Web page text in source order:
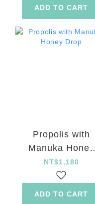
ADD TO CART
Propolis with
Manuka Honey
Drop
NT$1,180
ADD TO CART